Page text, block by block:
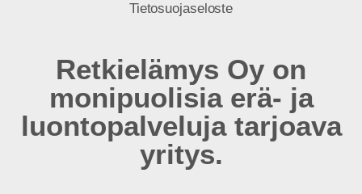
Tietosuojaseloste
Retkielämys Oy on
monipuolisia erä- ja
luontopalveluja tarjoava
yritys.